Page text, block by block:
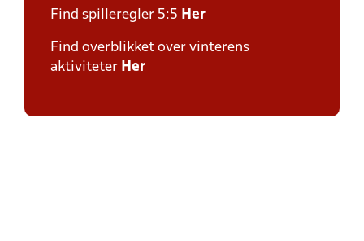
Find spilleregler 5:5 Her
Find overblikket over vinterens
aktiviteter Her